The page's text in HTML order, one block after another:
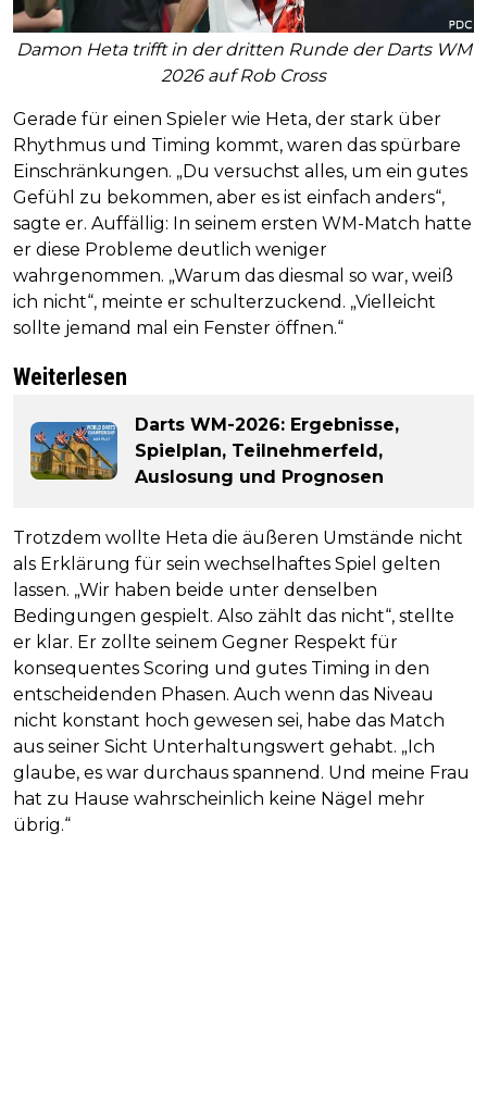
Damon Heta trifft in der dritten Runde der Darts WM
2026 auf Rob Cross
Gerade für einen Spieler wie Heta, der stark über
Rhythmus und Timing kommt, waren das spürbare
Einschränkungen. „Du versuchst alles, um ein gutes
Gefühl zu bekommen, aber es ist einfach anders“,
sagte er. Auffällig: In seinem ersten WM-Match hatte
er diese Probleme deutlich weniger
wahrgenommen. „Warum das diesmal so war, weiß
ich nicht“, meinte er schulterzuckend. „Vielleicht
sollte jemand mal ein Fenster öffnen.“
Weiterlesen
Darts WM-2026: Ergebnisse,
Spielplan, Teilnehmerfeld,
Auslosung und Prognosen
Trotzdem wollte Heta die äußeren Umstände nicht
als Erklärung für sein wechselhaftes Spiel gelten
lassen. „Wir haben beide unter denselben
Bedingungen gespielt. Also zählt das nicht“, stellte
er klar. Er zollte seinem Gegner Respekt für
konsequentes Scoring und gutes Timing in den
entscheidenden Phasen. Auch wenn das Niveau
nicht konstant hoch gewesen sei, habe das Match
aus seiner Sicht Unterhaltungswert gehabt. „Ich
glaube, es war durchaus spannend. Und meine Frau
hat zu Hause wahrscheinlich keine Nägel mehr
übrig.“